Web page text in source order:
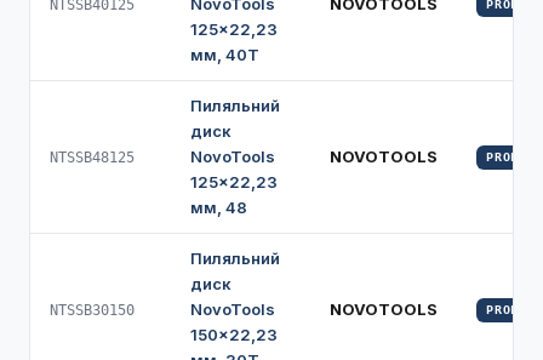
NTSSB40125
125×22,23
мм, 40Т
PROFI
NTSSB48125
Пиляльний
диск
NovoTools
125×22,23
мм, 48
NOVOTOOLS PROFI
NTSSB30150
Пиляльний
диск
NovoTools
150×22,23
NOVOTOOLS PROFI